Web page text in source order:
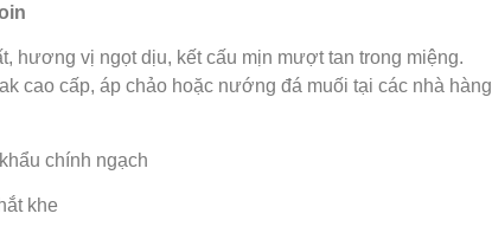
hương vị ngọt dịu, kết cấu mịn mượt tan trong miệng.
cao cấp, áp chảo hoặc nướng đá muối tại các nhà hàng
chính ngạch
khe